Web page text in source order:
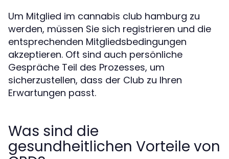
Um Mitglied im cannabis club hamburg zu
werden, müssen Sie sich registrieren und die
entsprechenden Mitgliedsbedingungen
akzeptieren. Oft sind auch persönliche
Gespräche Teil des Prozesses, um
sicherzustellen, dass der Club zu Ihren
Erwartungen passt.
Was sind die
gesundheitlichen Vorteile von